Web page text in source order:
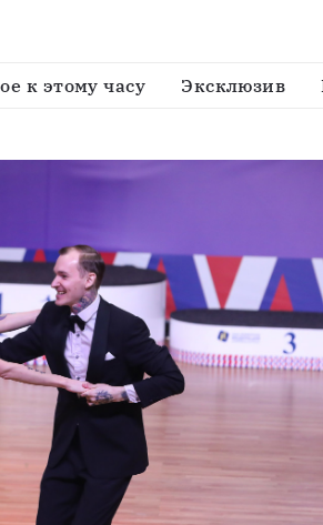
к этому часу Эксклюзив
соревнования по